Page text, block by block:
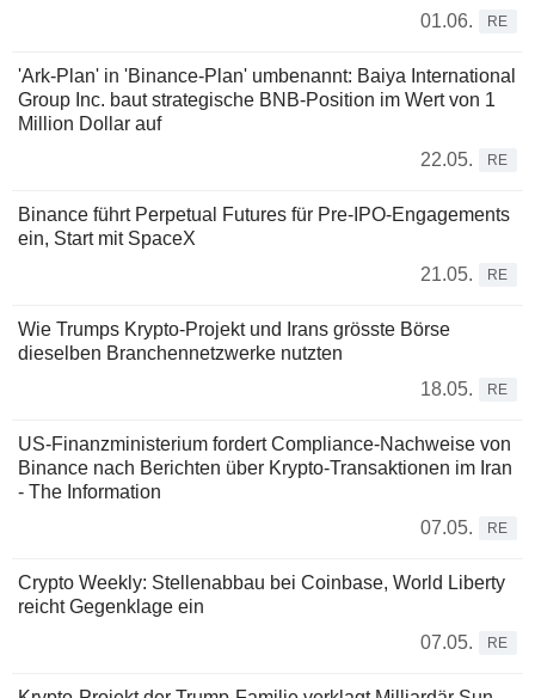
01.06.
RE
'Ark-Plan' in 'Binance-Plan' umbenannt: Baiya International
Group Inc. baut strategische BNB-Position im Wert von 1
Million Dollar auf
22.05.
RE
Binance führt Perpetual Futures für Pre-IPO-Engagements
ein, Start mit SpaceX
21.05.
RE
Wie Trumps Krypto-Projekt und Irans grösste Börse
dieselben Branchennetzwerke nutzten
18.05.
RE
US-Finanzministerium fordert Compliance-Nachweise von
Binance nach Berichten über Krypto-Transaktionen im Iran
- The Information
07.05.
RE
Crypto Weekly: Stellenabbau bei Coinbase, World Liberty
reicht Gegenklage ein
07.05.
RE